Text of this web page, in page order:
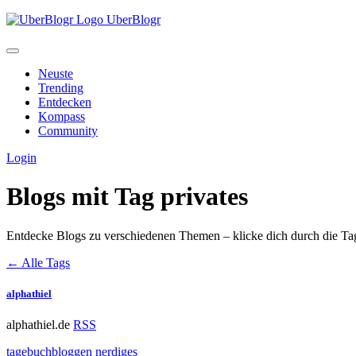
UberBlogr
Neuste
Trending
Entdecken
Kompass
Community
Login
Blogs mit Tag privates
Entdecke Blogs zu verschiedenen Themen – klicke dich durch die
← Alle Tags
alphathiel
alphathiel.de RSS
tagebuchbloggen nerdiges